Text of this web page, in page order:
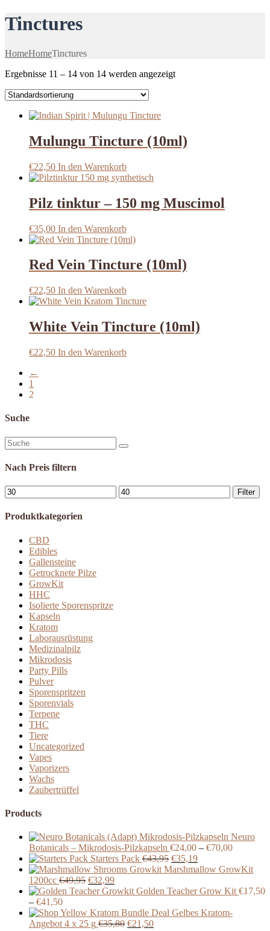
Tinctures
HomeHomeTinctures
Ergebnisse 11 – 14 von 14 werden angezeigt
Mulungu Tincture (10ml)
€22,50 In den Warenkorb
Pilz tinktur – 150 mg Muscimol
€35,00 In den Warenkorb
Red Vein Tincture (10ml)
€22,50 In den Warenkorb
White Vein Tincture (10ml)
€22,50 In den Warenkorb
←
1
2
Suche
Suchen
nach:
Nach Preis filtern
Min.
Preis
Max.
Preis
Filter
Produktkategorien
CBD
Edibles
Gallensteine
Getrocknete Pilze
GrowKit
HHC
Isolierte Sporenspritze
Kapseln
Kratom
Laborausrüstung
Medizinalpilz
Mikrodosis
Party Pills
Pulver
Sporenspritzen
Sporenvials
Terpene
THC
Tiere
Uncategorized
Vapes
Vaporizers
Wachs
Zaubertrüffel
Products
Neuro
Botanicals – Mikrodosis-Pilzkapseln €24,00 – €70,00
bis
Starters Pack €43,95 Ursprünglicher
Preis
€43,95
€35,19Aktueller
Preis
€35,19.
Marshmallow GrowKit
1200cc €49,95 Ursprünglicher
Preis
€49,95
€32,99Aktueller
Preis
€32,99.
Golden Teacher Grow Kit €17,50
– €41,50Preisspanne:
€17,50
bis
Gelbes Kratom-
Angebot 4 x 25 g €35,80 Ursprünglicher
€21,50Aktueller